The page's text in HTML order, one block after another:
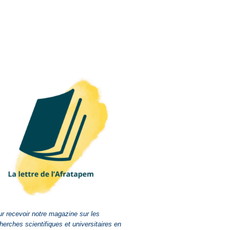
recevoir notre magazine sur les
scientifiques et universitaires en